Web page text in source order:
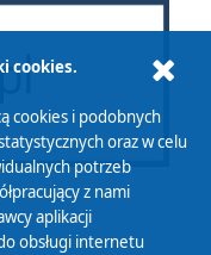
cookies.
cookies i podobnych
oraz w celu
potrzeb
z nami
aplikacji
obsługi internetu